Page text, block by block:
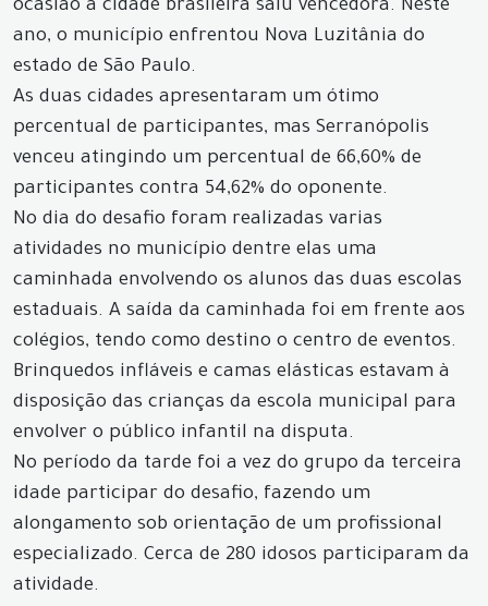
ocasião a cidade brasileira saiu vencedora. Neste
ano, o município enfrentou Nova Luzitânia do
estado de São Paulo.
As duas cidades apresentaram um ótimo
percentual de participantes, mas Serranópolis
venceu atingindo um percentual de 66,60% de
participantes contra 54,62% do oponente.
No dia do desafio foram realizadas varias
atividades no município dentre elas uma
caminhada envolvendo os alunos das duas escolas
estaduais. A saída da caminhada foi em frente aos
colégios, tendo como destino o centro de eventos.
Brinquedos infláveis e camas elásticas estavam à
disposição das crianças da escola municipal para
envolver o público infantil na disputa.
No período da tarde foi a vez do grupo da terceira
idade participar do desafio, fazendo um
alongamento sob orientação de um profissional
especializado. Cerca de 280 idosos participaram da
atividade.